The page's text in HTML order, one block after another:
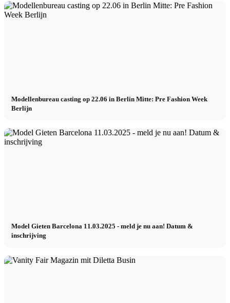
Modellenbureau casting op 22.06 in Berlin Mitte: Pre Fashion Week
Berlijn
Model Gieten Barcelona 11.03.2025 - meld je nu aan! Datum &
inschrijving